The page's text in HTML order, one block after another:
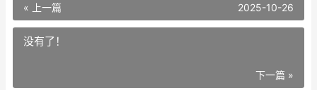
« 上一篇 2025-10-26
没有了！
下一篇 »